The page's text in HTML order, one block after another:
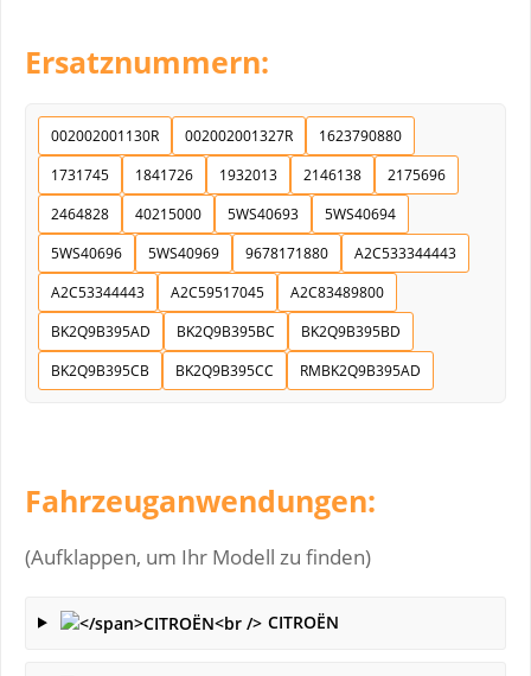
Ersatznummern:
002002001130R 002002001327R
1623790880
1731745
1841726 1932013 2146138
2175696
2464828
40215000 5WS40693
5WS40694
5WS40696
5WS40969 9678171880
A2C533344443
A2C53344443
A2C59517045
A2C83489800
BK2Q9B395AD
BK2Q9B395BC
BK2Q9B395BD
BK2Q9B395CB
BK2Q9B395CC RMBK2Q9B395AD
Fahrzeuganwendungen:
(Aufklappen, um Ihr Modell zu finden)
CITROËN